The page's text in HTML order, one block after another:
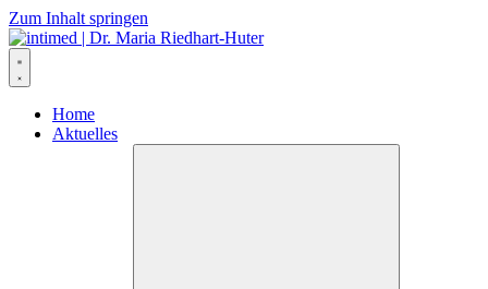
Zum Inhalt springen
Home
Aktuelles